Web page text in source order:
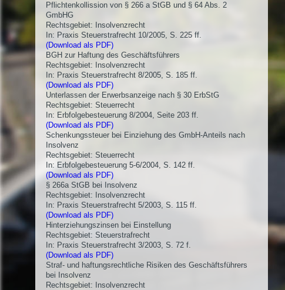
Pflichtenkollission von § 266 a StGB und § 64 Abs. 2
GmbHG
Rechtsgebiet: Insolvenzrecht
In: Praxis Steuerstrafrecht 10/2005, S. 225 ff.
(Download als PDF)
BGH zur Haftung des Geschäftsführers
Rechtsgebiet: Insolvenzrecht
In: Praxis Steuerstrafrecht 8/2005, S. 185 ff.
(Download als PDF)
Unterlassen der Erwerbsanzeige nach § 30 ErbStG
Rechtsgebiet: Steuerrecht
In: Erbfolgebesteuerung 8/2004, Seite 203 ff.
(Download als PDF)
Schenkungssteuer bei Einziehung des GmbH-Anteils nach
Insolvenz
Rechtsgebiet: Steuerrecht
In: Erbfolgebesteuerung 5-6/2004, S. 142 ff.
(Download als PDF)
§ 266a StGB bei Insolvenz
Rechtsgebiet: Insolvenzrecht
In: Praxis Steuerstrafrecht 5/2003, S. 115 ff.
(Download als PDF)
Hinterziehungszinsen bei Einstellung
Rechtsgebiet: Steuerstrafrecht
In: Praxis Steuerstrafrecht 3/2003, S. 72 f.
(Download als PDF)
Straf- und haftungsrechtliche Risiken des Geschäftsführers
bei Insolvenz
Rechtsgebiet: Insolvenzrecht